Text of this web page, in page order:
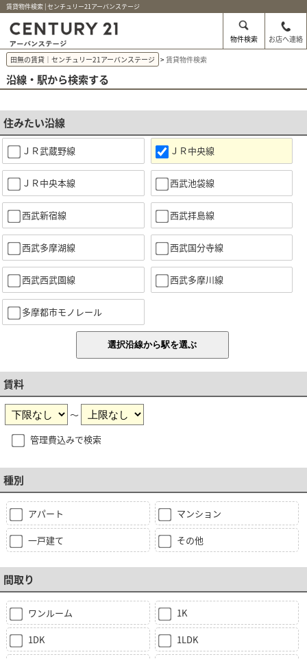
賃貸物件検索 | センチュリー21アーバンステージ
物件検索
お店へ連絡
田無の賃貸｜センチュリー21アーバンステージ
賃貸物件検索
沿線・駅から検索する
住みたい沿線
ＪＲ武蔵野線 ＪＲ中央線
ＪＲ中央本線 西武池袋線
西武新宿線 西武拝島線
西武多摩湖線 西武国分寺線
西武西武園線 西武多摩川線
多摩都市モノレール
賃料
～
管理費込みで検索
種別
アパート マンション
一戸建て その他
間取り
ワンルーム 1K
1DK 1LDK